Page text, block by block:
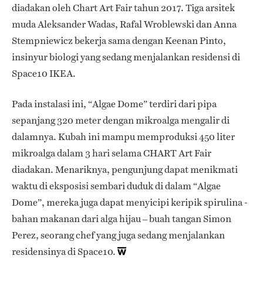
diadakan oleh Chart Art Fair tahun 2017. Tiga arsitek
muda Aleksander Wadas, Rafal Wroblewski dan Anna
Stempniewicz bekerja sama dengan Keenan Pinto,
insinyur biologi yang sedang menjalankan residensi di
Space10 IKEA.
Pada instalasi ini, “Algae Dome” terdiri dari pipa
sepanjang 320 meter dengan mikroalga mengalir di
dalamnya. Kubah ini mampu memproduksi 450 liter
mikroalga dalam 3 hari selama CHART Art Fair
diadakan. Menariknya, pengunjung dapat menikmati
waktu di eksposisi sembari duduk di dalam “Algae
Dome”, mereka juga dapat menyicipi keripik spirulina -
bahan makanan dari alga hijau – buah tangan Simon
Perez, seorang chef yang juga sedang menjalankan
residensinya di Space10.